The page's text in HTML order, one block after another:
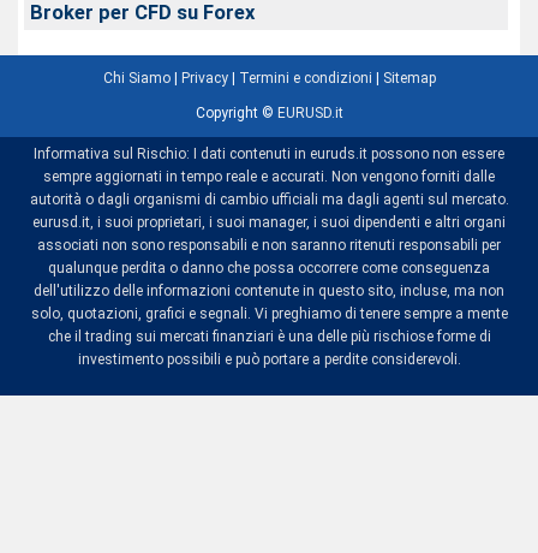
Broker per CFD su Forex
Chi Siamo| Privacy| Termini e condizioni Sitemap
Copyright © EURUSD.it
Informativa sul Rischio: I dati contenuti in euruds.it possono non essere
sempre aggiornati in tempo reale e accurati. Non vengono forniti dalle
autorità o dagli organismi di cambio ufficiali ma dagli agenti sul mercato.
eurusd.it, i suoi proprietari, i suoi manager, i suoi dipendenti e altri organi
associati non sono responsabili e non saranno ritenuti responsabili per
qualunque perdita o danno che possa occorrere come conseguenza
dell'utilizzo delle informazioni contenute in questo sito, incluse, ma non
solo, quotazioni, grafici e segnali. Vi preghiamo di tenere sempre a mente
che il trading sui mercati finanziari è una delle più rischiose forme di
investimento possibili e può portare a perdite considerevoli.